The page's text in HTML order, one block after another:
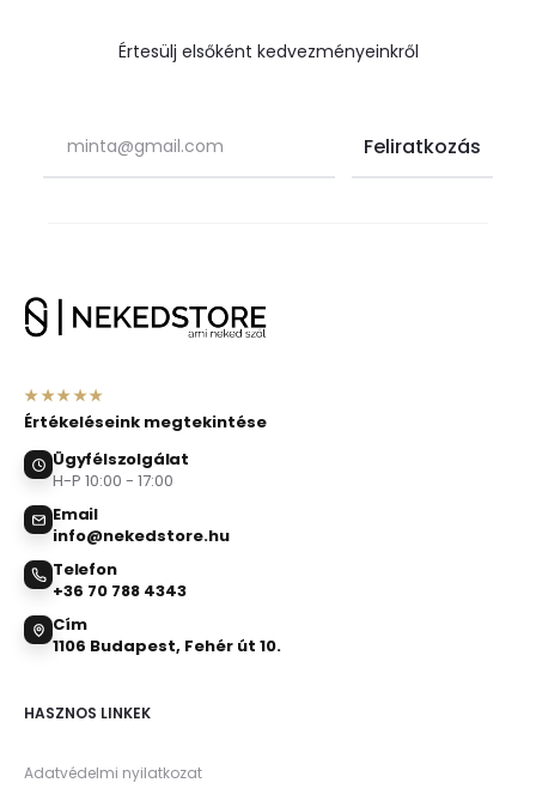
Értesülj elsőként kedvezményeinkről
★★★★★
Értékeléseink megtekintése
Ügyfélszolgálat
H-P 10:00 - 17:00
Email
info@nekedstore.hu
Telefon
+36 70 788 4343
Cím
1106 Budapest, Fehér út 10.
HASZNOS LINKEK
Adatvédelmi nyilatkozat